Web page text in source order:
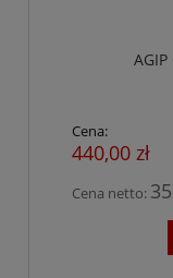
Cena:
440,00 zł
Cena netto: